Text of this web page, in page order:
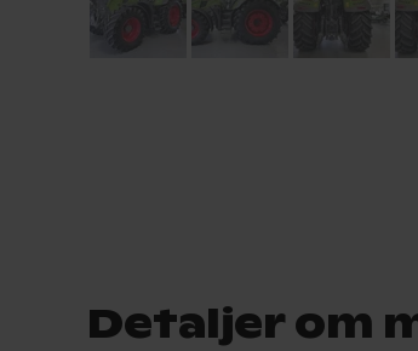
Detaljer om